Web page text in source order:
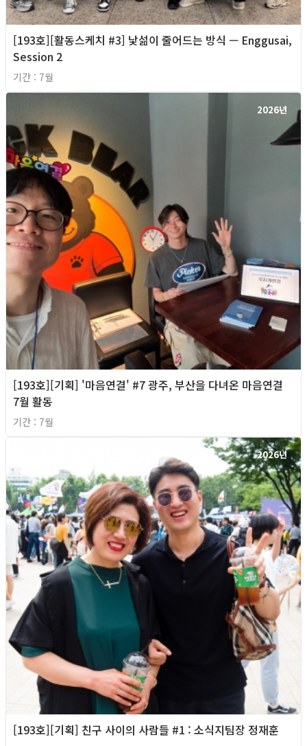
[193호][활동스케치 #3] 낯섦이 줄어드는 방식 — Enggusai,
Session 2
기간 : 7월
2026년
[193호][기획] '마음연결' #7 광주, 부산을 다녀온 마음연결
7월 활동
기간 : 7월
2026년
[193호][기획] 친구 사이의 사람들 #1 : 소식지팀장 정재훈